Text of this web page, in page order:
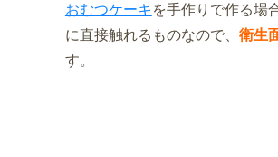
おむつケーキ を手作りで作る場
に直接触れるものなので、 衛生
す。